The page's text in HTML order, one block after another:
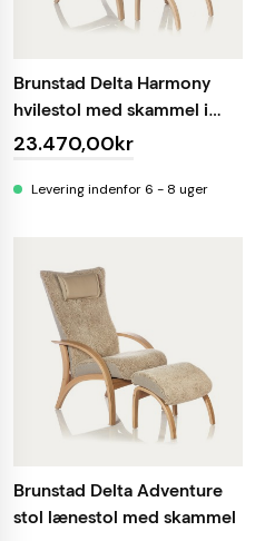
Brunstad Delta Harmony
hvilestol med skammel i
tekstil Alfa
23.470,00kr
Levering indenfor 6 - 8 uger
Brunstad Delta Adventure
stol lænestol med skammel